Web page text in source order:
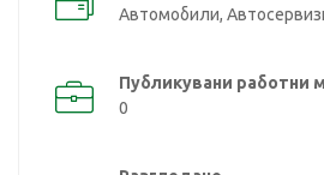
Автомобили,
Публикувани работни
0